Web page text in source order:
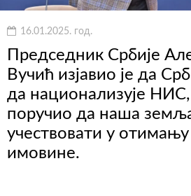
16.01.2025. год.
Председник Србије
Вучић изјавио је да
да национализује НИС,
поручио да наша
учествовати у отимању
имовине.